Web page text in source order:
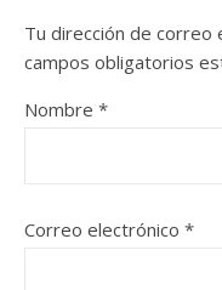
Tu dirección de correo
campos obligatorios
Nombre *
Correo electrónico *